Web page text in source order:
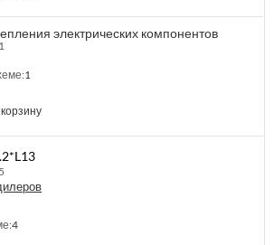
электрических компонентов
1
4